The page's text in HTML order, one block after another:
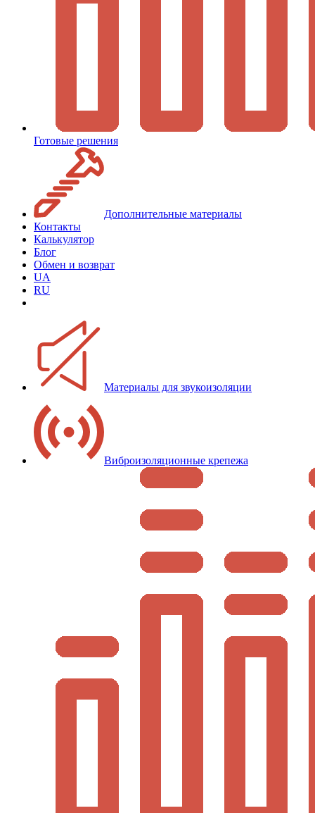
Готовые решения
Дополнительные материалы
Контакты
Калькулятор
Блог
Обмен и возврат
UA
RU
Материалы для звукоизоляции
Виброизоляционные крепежа